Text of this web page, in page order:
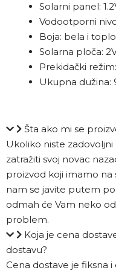
Solarni panel:
Vodootporni
Boja: bela i
Solarna ploča:
Prekidački
Ukupna dužina:
Šta ako mi se
Ukoliko niste
zatražiti svoj novac
proizvod koji imamo na
nam se javite putem
odmah će Vam neko
problem.
Koja je cena
dostavu?
Cena dostave je fiksna i